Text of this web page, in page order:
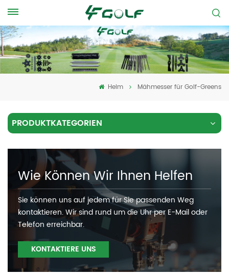
Heim Mähmesser für Golf-Greens
PRODUKTKATEGORIEN
Wie Können Wir Ihnen Helfen
Sie können uns auf jedem für Sie passenden Weg
kontaktieren. Wir sind rund um die Uhr per E-Mail oder
Telefon erreichbar.
KONTAKTIERE UNS